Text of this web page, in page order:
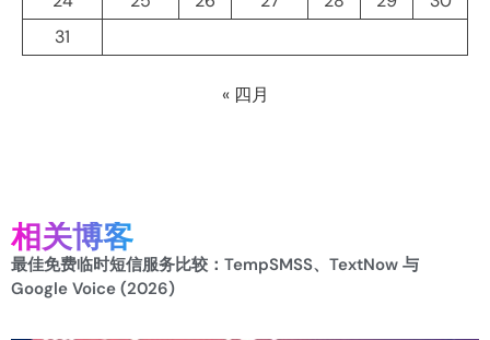
31
« 四月
相关博客
最佳免费临时短信服务比较：TempSMSS、TextNow 与
Google Voice (2026)